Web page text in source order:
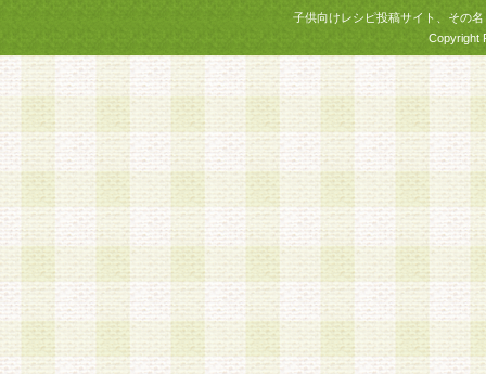
子供向けレシピ投稿サイト、その
Copyright